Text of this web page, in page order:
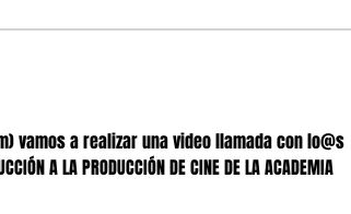
vamos a realizar una video llamada con lo@s
A LA PRODUCCIÓN DE CINE DE LA ACADEMIA